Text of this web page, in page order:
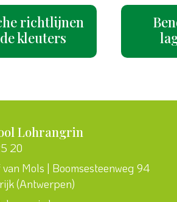
richtlijnen
kleuters
Lohrangrin
20
Mols | Boomsesteenweg 94
(Antwerpen)